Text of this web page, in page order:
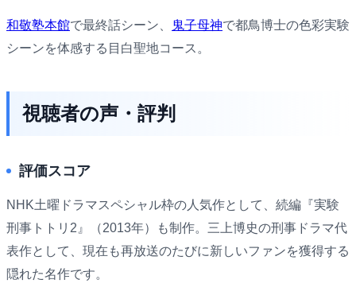
和敬塾本館で最終話シーン、 鬼子母神で都鳥博士の色彩実験
シーンを体感する目白聖地コース。
視聴者の声・評判
評価スコア
NHK土曜ドラマスペシャル枠の人気作として、続編『実験
刑事トトリ2』（2013年）も制作。三上博史の刑事ドラマ代
表作として、現在も再放送のたびに新しいファンを獲得する
隠れた名作です。